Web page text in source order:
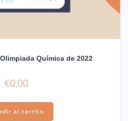
Química de 2022
€0,00
al carrito